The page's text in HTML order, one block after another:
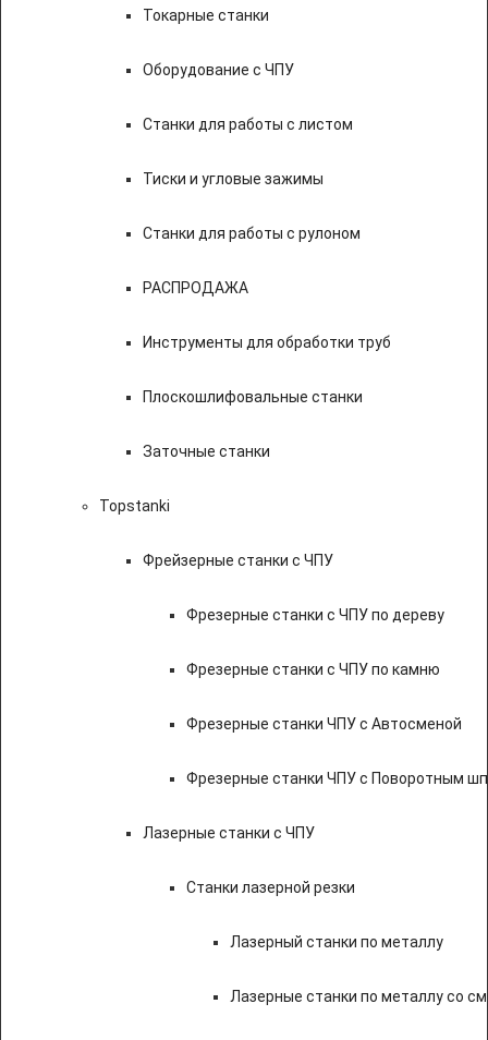
Токарные станки
Оборудование с ЧПУ
Станки для работы с листом
Тиски и угловые зажимы
Станки для работы с рулоном
РАСПРОДАЖА
Инструменты для обработки труб
Плоскошлифовальные станки
Заточные станки
Topstanki
Фрейзерные станки с ЧПУ
Фрезерные станки с ЧПУ по дереву
Фрезерные станки с ЧПУ по камню
Фрезерные станки ЧПУ с Автосменой
Фрезерные станки ЧПУ с Поворотным
Лазерные станки с ЧПУ
Станки лазерной резки
Лазерный станки по металлу
Лазерные станки по металлу со